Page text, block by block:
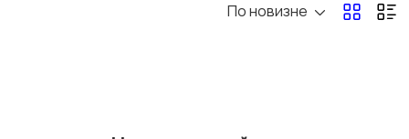
Плиты и духовые
По новизне